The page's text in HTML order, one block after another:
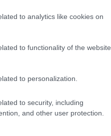
to analytics like cookies on
to functionality of the website
to personalization.
to security, including
and other user protection.
της ΑΑΔΕ
13:24
2,9% αυξήθηκε